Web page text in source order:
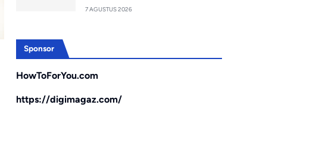
7 AGUSTUS 2026
Sponsor
HowToForYou.com
https://digimagaz.com/